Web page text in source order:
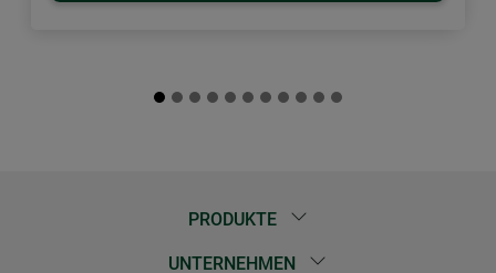
PRODUKTE
UNTERNEHMEN